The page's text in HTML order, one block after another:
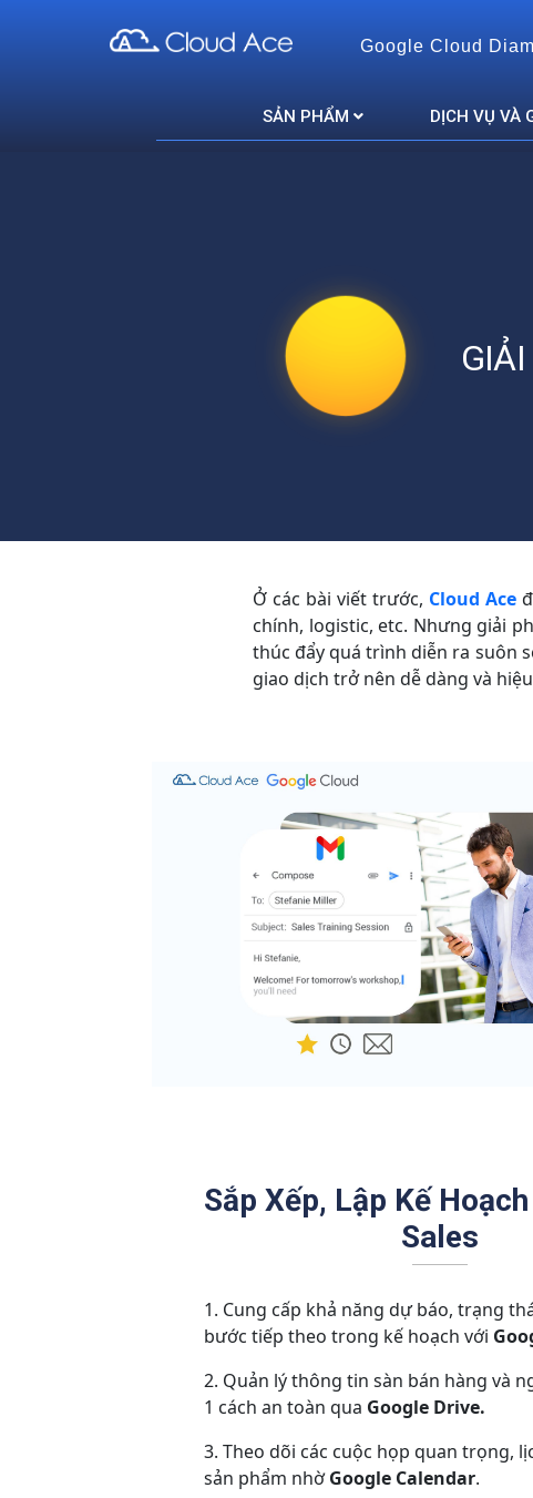
Google Cloud
SẢN PHẨM DỊCH VỤ VÀ
Ở các bài viết trước, Cloud Ace
chính, logistic, etc. Nhưng giải
thúc đẩy quá trình diễn ra suôn
giao dịch trở nên dễ dàng và
Sắp Xếp, Lập Kế
Sales
Cung cấp khả năng dự báo, trạng
bước tiếp theo trong kế hoạch với
Quản lý thông tin sàn bán hàng và
1 cách an toàn qua Google Drive.
Theo dõi các cuộc họp quan trọng,
sản phẩm nhờGoogle Calendar.